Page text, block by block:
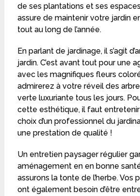
de ses plantations et ses
assure de maintenir votre jardin
tout au long de l’année.
En parlant de jardinage, il s’agit
jardin. C’est avant tout pour une
avec les magnifiques fleurs
admirerez à votre réveil des
verte luxuriante tous les jours.
cette esthétique, il faut
choix d’un professionnel du
une prestation de qualité !
Un entretien paysager régulier
aménagement en en bonne
assurons la tonte de l’herbe. Vos
ont également besoin d’être